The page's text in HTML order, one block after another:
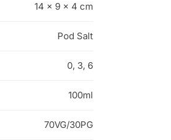
14 × 9 × 4 cm
Pod Salt
0, 3, 6
100ml
70VG/30PG